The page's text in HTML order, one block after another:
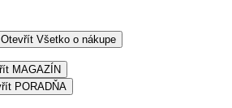
Otevřít Všetko o nákupe
MAGAZÍN
PORADŇA